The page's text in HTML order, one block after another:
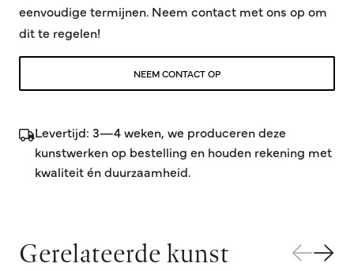
eenvoudige termijnen. Neem contact met ons op om
dit te regelen!
NEEM CONTACT OP
Levertijd: 3—4 weken, we produceren deze
kunstwerken op bestelling en houden rekening met
kwaliteit én duurzaamheid.
Gerelateerde kunst